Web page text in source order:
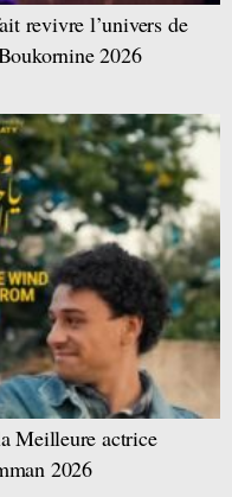
revivre l’univers de
2026
Meilleure actrice
2026